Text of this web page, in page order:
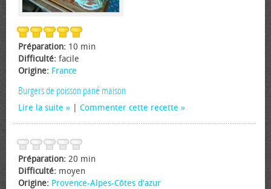
Préparation: 10 min
Difficulté: facile
Origine: France
Burgers de poisson pané maison
Lire la suite Commenter cette recette
Préparation: 20 min
Difficulté: moyen
Origine: Provence-Alpes-Côtes d'azur